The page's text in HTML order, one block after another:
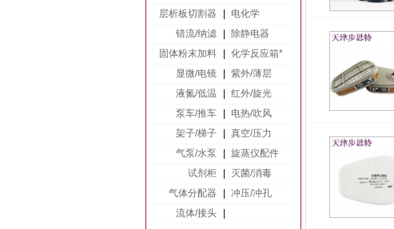
层析板切割器
电化学
错流/纳滤
除静电器
固体粉末加料
化学反应箱*
显微/电镜
紫外/薄层
液氮/低温
红外/旋光
泵车/推车
电热/吹风
架子/梯子
真空/压力
气泵/水泵
旋蒸仪配件
试剂柜
灭菌/消毒
气体分配器
冲压/冲孔
流体/接头